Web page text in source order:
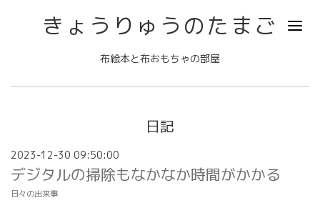
きょうりゅうのたまご
布絵本と布おもちゃの部屋
日記
2023-12-30 09:50:00
デジタルの掃除もなかなか時間がかかる
日々の出来事